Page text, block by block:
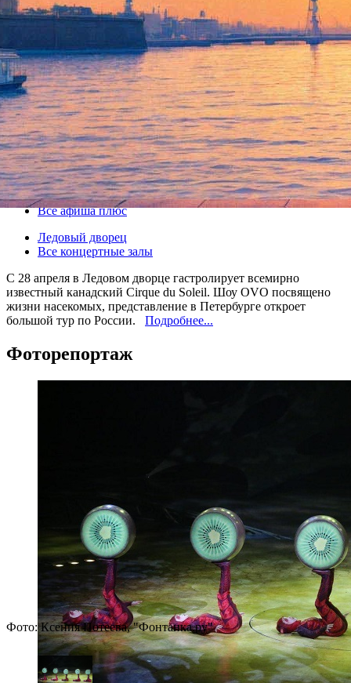
Cirque du Soleil покажет в
Петербурге жизнь насекомых
28 апреля 2018, суббота-05 мая 2018, суббота
Версия для печати
Все афиша плюс
Ледовый дворец
Все концертные залы
С 28 апреля в Ледовом дворце гастролирует всемирно
известный канадский Cirque du Soleil. Шоу OVO посвящено
жизни насекомых, представление в Петербурге откроет
большой тур по России. Подробнее...
Фоторепортаж
Фото: Ксения Потеева, "Фонтанка.ру"